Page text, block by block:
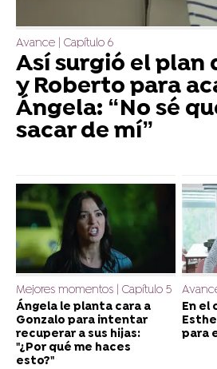
Avance | Capítulo 6
Así surgió el plan
y Roberto para
Ángela: “No sé
sacar de mí”
Mejores momentos | Capítulo 5
Ángela le planta cara a
Gonzalo para intentar
recuperar a sus hijas:
"¿Por qué me haces
esto?"
En el
para